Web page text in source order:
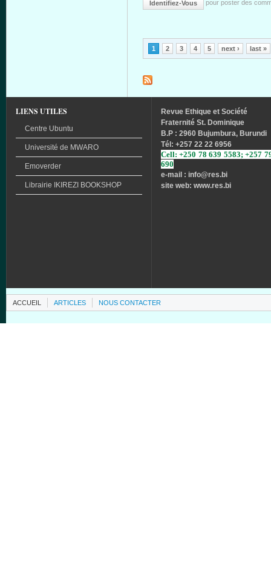
Identifiez-Vous pour poster des
Pages
1 2 3 4 5 next › last »
LIENS UTILES
Centre Ubuntu
Université de MWARO
Emoverder
Librairie IKIREZI BOOKSHOP
Revue Ethique et Société
Fraternité St. Dominique
B.P : 2960 Bujumbura, Burundi
Tél : +257 22 22 6956
Cell: +250 78 639 5583; +257
690
e-mail : info@res.bi
site web: www.res.bi
ACCUEIL ARTICLES NOUS CONTACTER